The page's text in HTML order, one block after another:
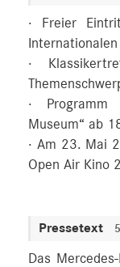
· Freier
·
· Programm
Museum“ ab
· Am 23. Mai
Open Air Kino
Pressetext
Das